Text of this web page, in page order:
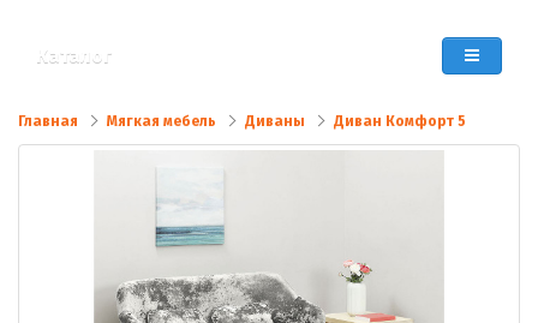
Каталог
Главная Мягкая мебель Диваны Диван Комфорт 5